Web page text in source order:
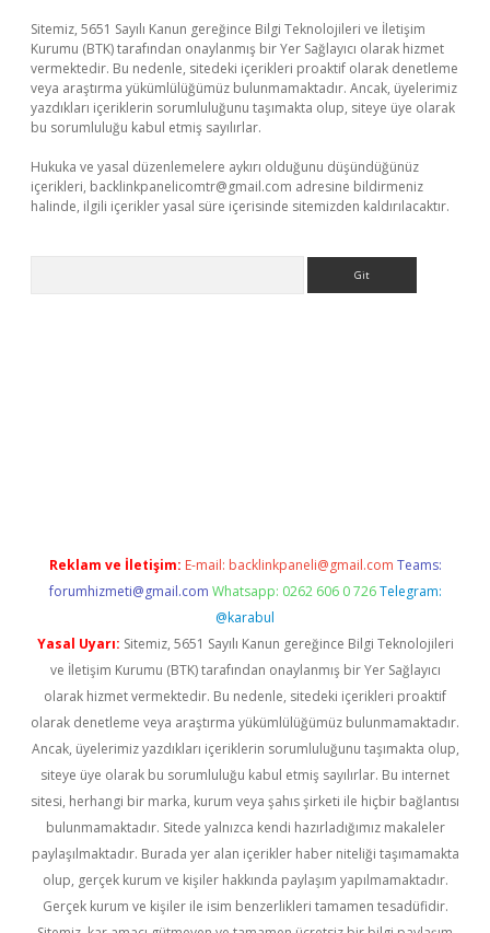
Sitemiz, 5651 Sayılı Kanun gereğince Bilgi Teknolojileri ve İletişim
Kurumu (BTK) tarafından onaylanmış bir Yer Sağlayıcı olarak hizmet
vermektedir. Bu nedenle, sitedeki içerikleri proaktif olarak denetleme
veya araştırma yükümlülüğümüz bulunmamaktadır. Ancak, üyelerimiz
yazdıkları içeriklerin sorumluluğunu taşımakta olup, siteye üye olarak
bu sorumluluğu kabul etmiş sayılırlar.
Hukuka ve yasal düzenlemelere aykırı olduğunu düşündüğünüz
içerikleri, backlinkpanelicomtr@gmail.com adresine bildirmeniz
halinde, ilgili içerikler yasal süre içerisinde sitemizden kaldırılacaktır.
Reklam ve İletişim: E-mail: backlinkpaneli@gmail.com Teams:
forumhizmeti@gmail.com Whatsapp: 0262 606 0 726 Telegram:
@karabul
Yasal Uyarı: Sitemiz, 5651 Sayılı Kanun gereğince Bilgi Teknolojileri
ve İletişim Kurumu (BTK) tarafından onaylanmış bir Yer Sağlayıcı
olarak hizmet vermektedir. Bu nedenle, sitedeki içerikleri proaktif
olarak denetleme veya araştırma yükümlülüğümüz bulunmamaktadır.
Ancak, üyelerimiz yazdıkları içeriklerin sorumluluğunu taşımakta olup,
siteye üye olarak bu sorumluluğu kabul etmiş sayılırlar. Bu internet
sitesi, herhangi bir marka, kurum veya şahıs şirketi ile hiçbir bağlantısı
bulunmamaktadır. Sitede yalnızca kendi hazırladığımız makaleler
paylaşılmaktadır. Burada yer alan içerikler haber niteliği taşımamakta
olup, gerçek kurum ve kişiler hakkında paylaşım yapılmamaktadır.
Gerçek kurum ve kişiler ile isim benzerlikleri tamamen tesadüfidir.